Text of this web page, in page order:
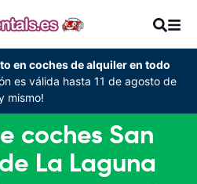
en coches de alquiler en todo
es válida hasta 11 de agosto de
mismo!
coches San
La Laguna